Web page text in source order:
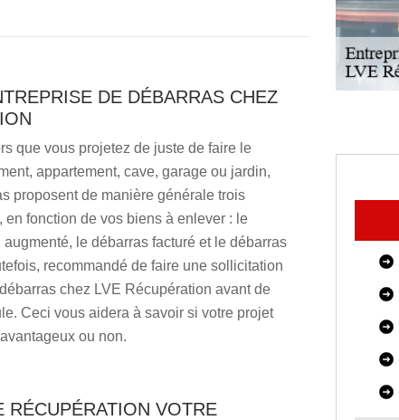
DE DÉBARRAS CHEZ
que vous projetez de juste de faire le
appartement, cave, garage ou jardin,
proposent de manière générale trois
en fonction de vos biens à enlever : le
le débarras facturé et le débarras
recommandé de faire une sollicitation
chez LVE Récupération avant de
Ceci vous aidera à savoir si votre projet
ou non.
RÉCUPÉRATION VOTRE